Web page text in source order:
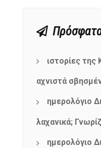
ιστορίες της
αχνιστά
ημερολόγιο
λαχανικά;
ημερολόγιο